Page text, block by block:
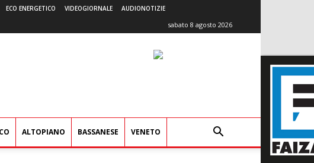
ECO ENERGETICO VIDEOGIORNALE AUDIONOTIZIE
sabato 8 agosto 2026
ALTOPIANO BASSANESE VENETO